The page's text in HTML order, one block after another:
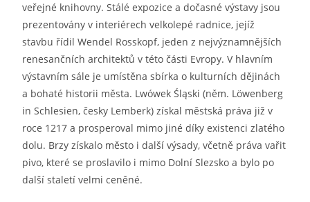
veřejné knihovny. Stálé expozice a dočasné výstavy jsou
prezentovány v interiérech velkolepé radnice, jejíž
stavbu řídil Wendel Rosskopf, jeden z nejvýznamnějších
renesančních architektů v této části Evropy. V hlavním
výstavním sále je umístěna sbírka o kulturních dějinách
a bohaté historii města. Lwówek Śląski (něm. Löwenberg
in Schlesien, česky Lemberk) získal městská práva již v
roce 1217 a prosperoval mimo jiné díky existenci zlatého
dolu. Brzy získalo město i další výsady, včetně práva vařit
pivo, které se proslavilo i mimo Dolní Slezsko a bylo po
další staletí velmi ceněné.